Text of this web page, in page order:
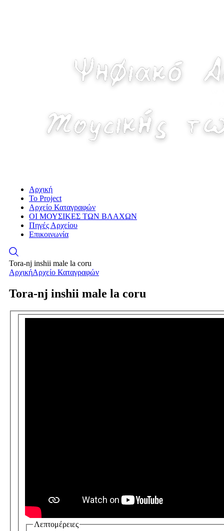
Αρχική
Το Project
Αρχείο Καταγραφών
ΟΙ ΜΟΥΣΙΚΕΣ ΤΩΝ ΒΛΑΧΩΝ
Πηγές Αρχείου
Επικοινωνία
Tora-nj inshii male la coru
ΑρχικήΑρχείο Καταγραφών
Tora-nj inshii male la coru
Λεπτομέρειες